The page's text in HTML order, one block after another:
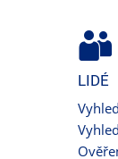
LIDÉ